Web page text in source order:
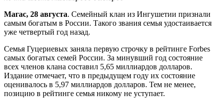
Магас, 28 августа. Семейный клан из Ингушетии признали
самым богатым в России. Такого звания семья удостаивается
уже четвертый год назад.
Семья Гуцериевых заняла первую строчку в рейтинге Forbes
самых богатых семей России. За минувший год состояние
всех членов клана составил 5,65 миллиардов долларов.
Издание отмечает, что в предыдущем году их состояние
оценивалось в 5,97 миллиардов долларов. Тем не менее,
позицию в рейтинге семья никому не уступает.